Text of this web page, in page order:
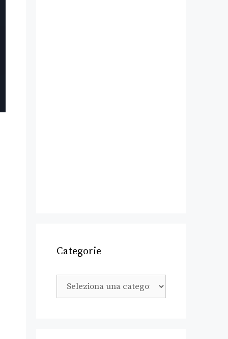
Categorie